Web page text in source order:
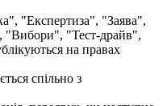
"Експертиза", "Заява",
"Вибори", "Тест-драйв",
на правах
спільно з